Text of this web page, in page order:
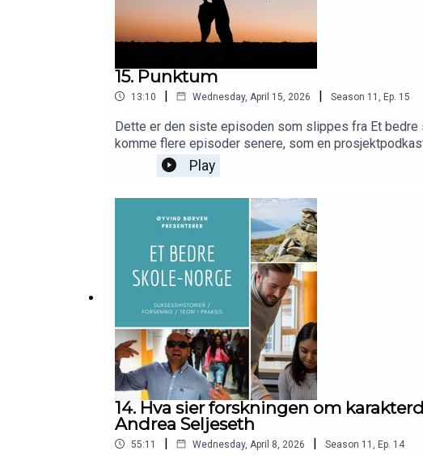
15. Punktum
13:10 | Wednesday, April 15, 2026 | Season 11 Ep. 15
Dette er den siste episoden som slippes fra Et
komme flere episoder senere, som en
Kjersti Normann, og alle gjester, bidragsytere og
Play
14. Hva sier forskningen om
Andrea Seljeseth
55:11 | Wednesday, April 8, 2026 | Season 11 Ep. 14